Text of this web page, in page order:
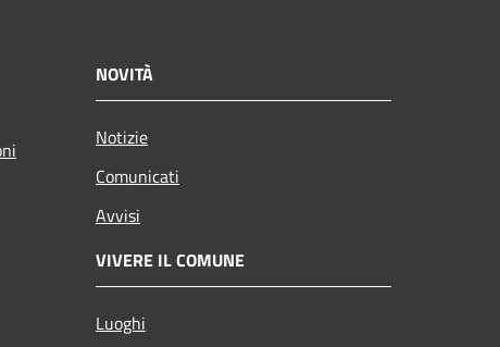
NOVITÀ
Notizie
Comunicati
Avvisi
VIVERE IL COMUNE
Luoghi